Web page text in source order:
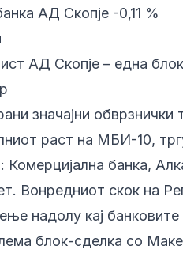
АД Скопје -0,11 %
АД Скопје – една
значајни
раст на МБИ-10,
Комерцијална банка,
Вонредниот скок на
надолу кај банковите
блок-сделка со